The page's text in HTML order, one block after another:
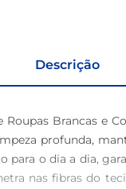
Descrição
Roupas Brancas e
profunda,
para o dia a dia,
nas fibras do